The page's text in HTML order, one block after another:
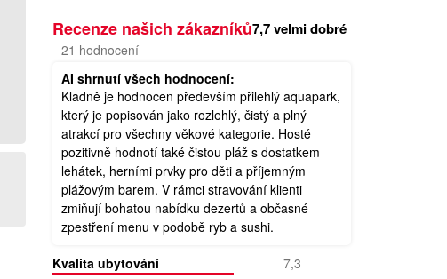
Recenze našich zákazníků7,7velmi dobré
21 hodnocení
AI shrnutí všech hodnocení:
Kladně je hodnocen především přilehlý aquapark,
který je popisován jako rozlehlý, čistý a plný
atrakcí pro všechny věkové kategorie. Hosté
pozitivně hodnotí také čistou pláž s dostatkem
lehátek, herními prvky pro děti a příjemným
plážovým barem. V rámci stravování klienti
zmiňují bohatou nabídku dezertů a občasné
zpestření menu v podobě ryb a sushi.
Kvalita ubytování
7,3